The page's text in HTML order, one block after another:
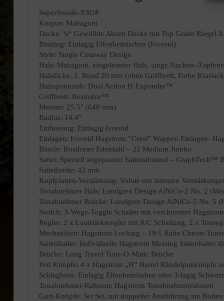
SuperSwede-XSOP
Korpus: Mahagoni
Decke: ¾“ Gewölbte Ahorn Decke mit Top Grade Riegel
Binding: Einlagig Elfenbeinfarben (Ivoroid)
Style: Single Cutaway Design
Hals: Mahagoni, eingeleimter Hals, lange Nacken-/
Halsdicke: 1. Bund 20 mm (ohne Griffbrett, Farbe
Halsspannstab: Dual Action H-Expander™
Griffbrett: Resinator™
Mensur: 25.5″ (648 mm)
Radius: 14.4″
Einfassung: Einlagig Ivoroid
Einlagen: Ivoroid Hagstrom ”Crest” Wappen Einlagen-
Bünde: Rostfreier Edelstahl – 22 Medium Jumbo
Sattel: Speziell angepasster Saitenabstand – GraphTech™
Sattelbreite: 43 mm
Kopfplatten-Verstärkung: Volute mit internen
Tonabnehmer Hals: Lundgren Design AlNiCo-2 No. 2
Tonabnehmer Brücke: Lundgren Design AlNiCo-5 No. 5
Switch: 3-Wege-Toggle Schalter mit verchromter
Regler: 2 x Lautstärkeregler mit R/C Schaltung, 2 x
Mechaniken: Hagstrom Locking – 19:1 Ratio Chrom-
Saitenhalter: Individuelle Hagstrom Messing Saitenhalter
Brücke: Long Travel Tune-O-Matic Brücke
Poti Knöpfe: 4 x Hagstrom „H“ Barrel Rändelpotiknöpfe
Schlagbrett: Einlagig Elfenbeinfarben oder 3-lagig
Tonabnehmer-Rahmen: Hagstrom Tonabnehmerrahmen
Gurt-Knöpfe: 3er Set, mit doppelter Ausführung am